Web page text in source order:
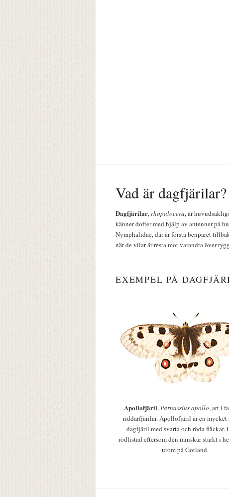
Vad är dagfjärilar?
Dagfjärilar,rhopalocera, är
känner dofter med hjälp av antenner på
Nymphalidae, där är första benparet
när de vilar är resta mot varandra över
EXEMPEL PÅ
Apollofjäril,Parnassius apollo, art i
riddarfjärilar. Apollofjäril är en mycket
dagfjäril med svarta och röda fläckar.
rödlistad eftersom den minskar starkt i
utom på Gotland.